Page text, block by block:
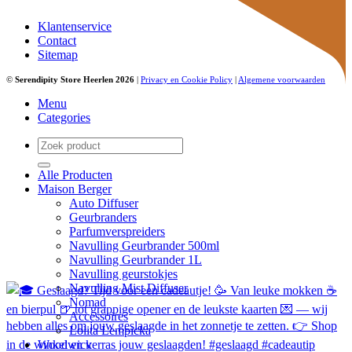
Klantenservice
Contact
Sitemap
© Serendipity Store Heerlen 2026 | Privacy en Cookie Policy | Algemene voorwaarden
Menu
Categories
Zoeken
naar:
Alle Producten
Maison Berger
Auto Diffuser
Geurbranders
Parfumverspreiders
Navulling Geurbrander 500ml
Navulling Geurbrander 1L
Navulling geurstokjes
Navulling Mist Diffuser
Nomad
Accessoires
Lolita Lempicka
Woodwick